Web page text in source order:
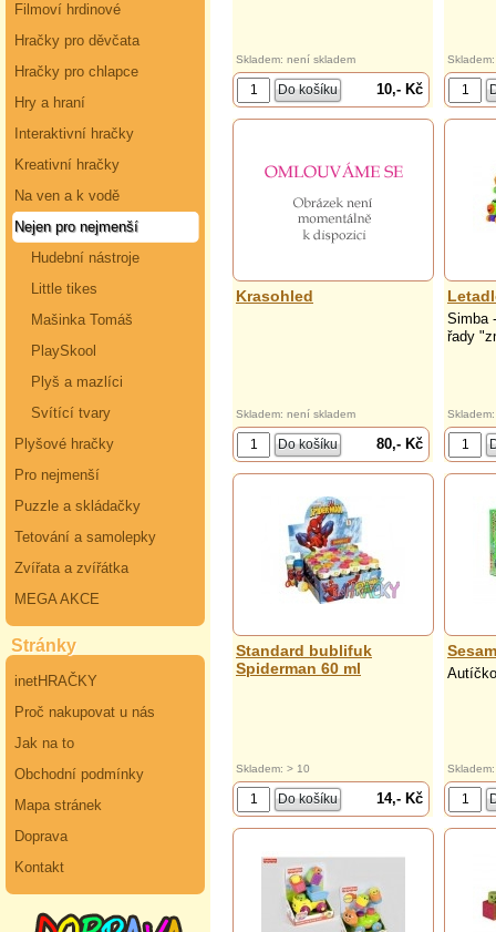
Filmoví hrdinové
Hračky pro děvčata
Hračky pro chlapce
Hry a hraní
Interaktivní hračky
Kreativní hračky
Na ven a k vodě
Nejen pro nejmenší
Hudební nástroje
Little tikes
Mašinka Tomáš
PlaySkool
Plyš a mazlíci
Svítící tvary
Plyšové hračky
Pro nejmenší
Puzzle a skládačky
Tetování a samolepky
Zvířata a zvířátka
MEGA AKCE
Stránky
inetHRAČKY
Proč nakupovat u nás
Jak na to
Obchodní podmínky
Mapa stránek
Doprava
Kontakt
Skladem: není skladem
10,- Kč
Krasohled
Skladem: není skladem
80,- Kč
Simba
řady
Standard bublifuk
Spiderman 60 ml
Skladem: > 10
14,- Kč